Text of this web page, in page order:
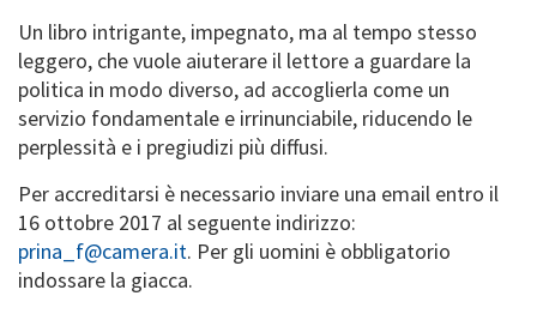
Un libro intrigante, impegnato, ma al tempo stesso
leggero, che vuole aiuterare il lettore a guardare la
politica in modo diverso, ad accoglierla come un
servizio fondamentale e irrinunciabile, riducendo le
perplessità e i pregiudizi più diffusi.
Per accreditarsi è necessario inviare una email entro il
16 ottobre 2017 al seguente indirizzo:
prina_f@camera.it. Per gli uomini è obbligatorio
indossare la giacca.